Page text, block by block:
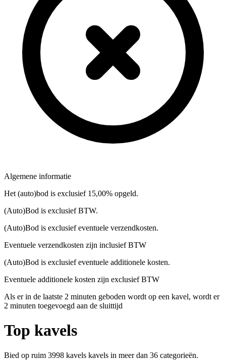
Algemene informatie
Het (auto)bod is exclusief 15,00% opgeld.
(Auto)Bod is exclusief BTW.
(Auto)Bod is exclusief eventuele verzendkosten.
Eventuele verzendkosten zijn inclusief BTW
(Auto)Bod is exclusief eventuele additionele kosten.
Eventuele additionele kosten zijn exclusief BTW
Als er in de laatste 2 minuten geboden wordt op een kavel, wordt er
2 minuten toegevoegd aan de sluittijd
Top kavels
Bied op ruim 3998 kavels kavels in meer dan 36 categorieën.